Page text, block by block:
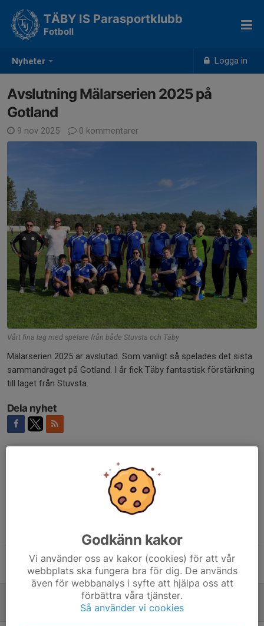
Nyheter Logga in
TÄBY IS Parasportklubb
Fotboll
Avslutning Mälarserien 2025 på
Gotland
9 nov 2025 0 kommentarer
Vårt fina lag med spelare från både Stuvsta och Täby
Mälarserien 2025 är avslutad. Som vanligt så spelades det sista
sammandraget på Gotland. I år fick Täby fantastisk förstärkning
till laget från Stuvsta.
Dela nyhet
Vi vill bli flera fotbollspelare
10 nov 2025 0
Avslutning Mälarserien 2025 på Gotland
9 nov 2025 0
Godkänn kakor
Vi använder oss av kakor (cookies) för att vår
webbplats ska fungera bra för dig. De används
även för webbanalys i syfte att hjälpa oss att
förbättra våra tjänster.
Så använder vi cookies